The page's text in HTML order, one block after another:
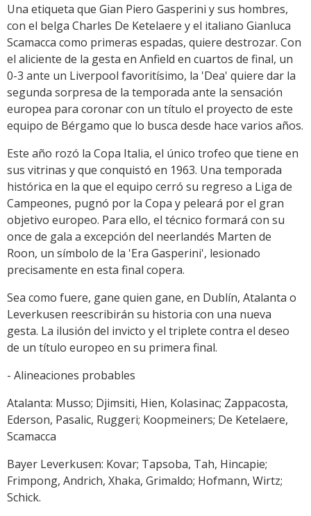
Una etiqueta que Gian Piero Gasperini y sus hombres,
con el belga Charles De Ketelaere y el italiano Gianluca
Scamacca como primeras espadas, quiere destrozar. Con
el aliciente de la gesta en Anfield en cuartos de final, un
0-3 ante un Liverpool favoritísimo, la 'Dea' quiere dar la
segunda sorpresa de la temporada ante la sensación
europea para coronar con un título el proyecto de este
equipo de Bérgamo que lo busca desde hace varios años.
Este año rozó la Copa Italia, el único trofeo que tiene en
sus vitrinas y que conquistó en 1963. Una temporada
histórica en la que el equipo cerró su regreso a Liga de
Campeones, pugnó por la Copa y peleará por el gran
objetivo europeo. Para ello, el técnico formará con su
once de gala a excepción del neerlandés Marten de
Roon, un símbolo de la 'Era Gasperini', lesionado
precisamente en esta final copera.
Sea como fuere, gane quien gane, en Dublín, Atalanta o
Leverkusen reescribirán su historia con una nueva
gesta. La ilusión del invicto y el triplete contra el deseo
de un título europeo en su primera final.
- Alineaciones probables
Atalanta: Musso; Djimsiti, Hien, Kolasinac; Zappacosta,
Ederson, Pasalic, Ruggeri; Koopmeiners; De Ketelaere,
Scamacca
Bayer Leverkusen: Kovar; Tapsoba, Tah, Hincapie;
Frimpong, Andrich, Xhaka, Grimaldo; Hofmann, Wirtz;
Schick.